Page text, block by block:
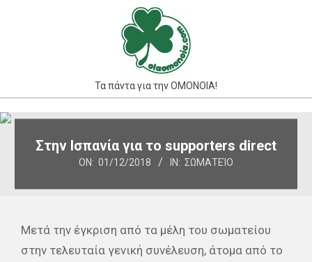
Τα πάντα για την ΟΜΟΝΟΙΑ!
Primary
NavigationΣτην Ισπανία για το supporters direct
ON: 01/12/2018 IN: ΣΩΜΑΤΕΊΟ
Μετά την έγκριση από τα μέλη του σωματείου
στην τελευταία γενική συνέλευση, άτομα από το